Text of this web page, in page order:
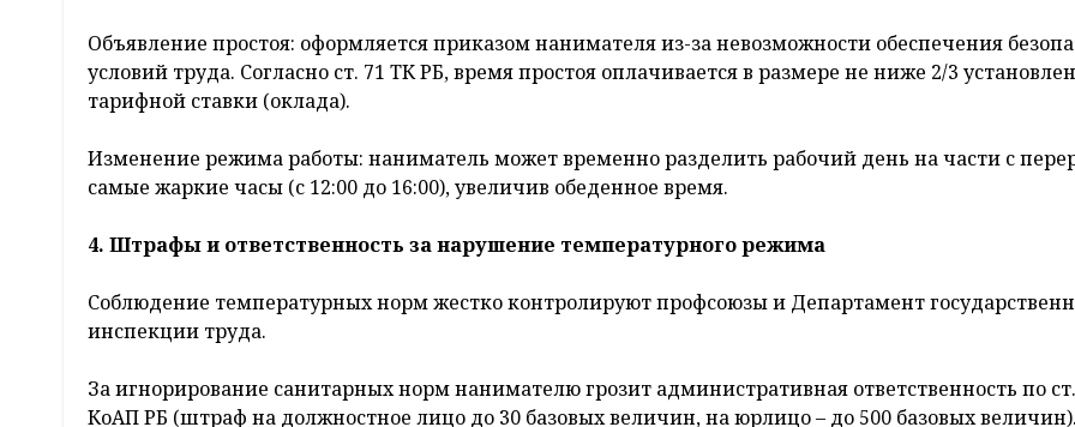
Объявление простоя: оформляется приказом нанимателя из-за невозможности обеспечения
условий труда. Согласно ст. 71 ТК РБ, время простоя оплачивается в размере не ниже 2/3
тарифной ставки (оклада).
Изменение режима работы: наниматель может временно разделить рабочий день на части с
самые жаркие часы (с 12:00 до 16:00), увеличив обеденное время.
4. Штрафы и ответственность за нарушение температурного режима
Соблюдение температурных норм жестко контролируют профсоюзы и Департамент
инспекции труда.
За игнорирование санитарных норм нанимателю грозит административная ответственность по
КоАП РБ (штраф на должностное лицо до 30 базовых величин, на юрлицо – до 500 базовых величин).